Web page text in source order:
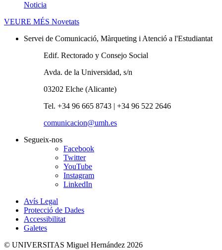
Noticia
VEURE MÉS Novetats
Servei de Comunicació, Màrqueting i Atenció a l'Estudiantat
Edif. Rectorado y Consejo Social
Avda. de la Universidad, s/n
03202 Elche (Alicante)
Tel. +34 96 665 8743 | +34 96 522 2646
comunicacion@umh.es
Segueix-nos
Facebook
Twitter
YouTube
Instagram
LinkedIn
Avís Legal
Protecció de Dades
Accessibilitat
Galetes
© UNIVERSITAS Miguel Hernández 2026